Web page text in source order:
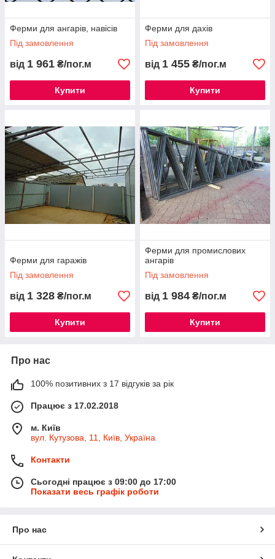
Ферми для ангарів, навісів
Під замовлення
від 1 961 ₴/пог.м
Купити
Ферми для дахів
Під замовлення
від 1 455 ₴/пог.м
Купити
Ферми для гаражів
Під замовлення
від 1 328 ₴/пог.м
Купити
Ферми для промислових
ангарів
Під замовлення
від 1 984 ₴/пог.м
Купити
Про нас
100% позитивних з 17 відгуків за рік
Працює з 17.02.2018
м. Київ
вул. Кутузова, 11, Київ, Україна
Контакти
Сьогодні працює з 09:00 до 17:00
Показати весь графік роботи
Про нас